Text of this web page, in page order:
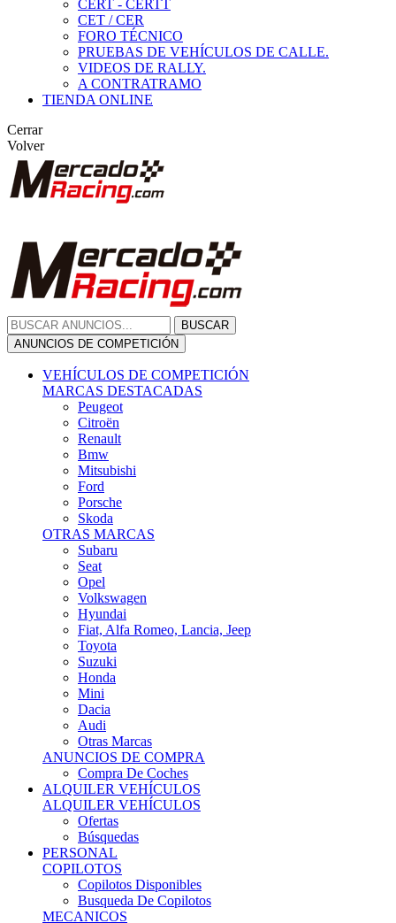
CERT - CERTT
CET / CER
FORO TÉCNICO
PRUEBAS DE VEHÍCULOS DE CALLE.
VIDEOS DE RALLY.
A CONTRATRAMO
TIENDA ONLINE
Cerrar
Volver
BUSCAR
ANUNCIOS DE COMPETICIÓN
VEHÍCULOS DE COMPETICIÓN
MARCAS DESTACADAS
Peugeot
Citroën
Renault
Bmw
Mitsubishi
Ford
Porsche
Skoda
OTRAS MARCAS
Subaru
Seat
Opel
Volkswagen
Hyundai
Fiat, Alfa Romeo, Lancia, Jeep
Toyota
Suzuki
Honda
Mini
Dacia
Audi
Otras Marcas
ANUNCIOS DE COMPRA
Compra De Coches
ALQUILER VEHÍCULOS
ALQUILER VEHÍCULOS
Ofertas
Búsquedas
PERSONAL
COPILOTOS
Copilotos Disponibles
Busqueda De Copilotos
MECANICOS
Mecánicos Disponibles